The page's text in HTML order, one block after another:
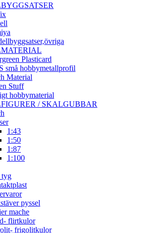
Plasticard
små hobbymetallprofil
Material
Stuff
hobbymaterial
/ SKALGUBBAR
1:43
1:50
1:87
1:100
pyssel
mache
flirtkulor
frigolitkulor